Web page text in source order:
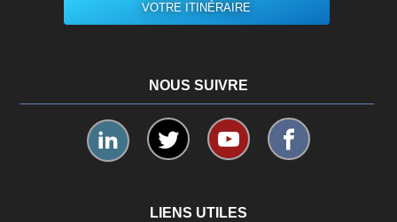
VOTRE ITINÉRAIRE
NOUS SUIVRE
LIENS UTILES